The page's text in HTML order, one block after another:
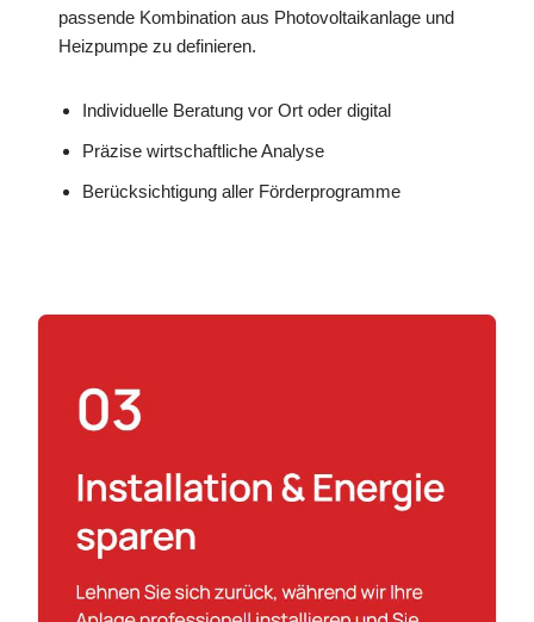
passende Kombination aus Photovoltaikanlage und
Heizpumpe zu definieren.
Individuelle Beratung vor Ort oder digital
Präzise wirtschaftliche Analyse
Berücksichtigung aller Förderprogramme